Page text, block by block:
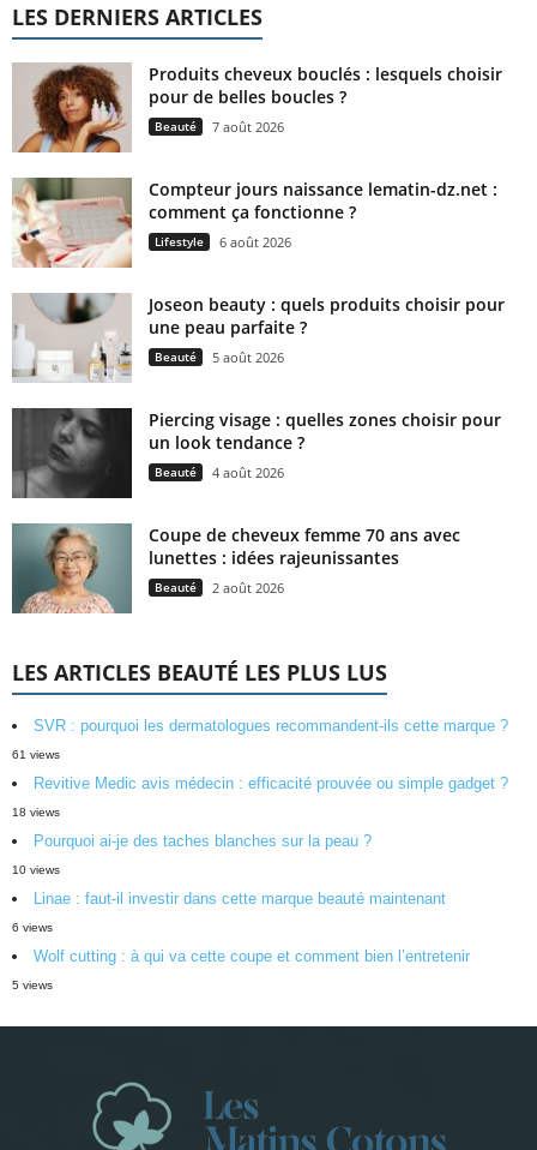
LES DERNIERS ARTICLES
Produits cheveux bouclés : lesquels choisir
pour de belles boucles ?
Beauté 7 août 2026
Compteur jours naissance lematin-dz.net :
comment ça fonctionne ?
Lifestyle 6 août 2026
Joseon beauty : quels produits choisir pour
une peau parfaite ?
Beauté 5 août 2026
Piercing visage : quelles zones choisir pour
un look tendance ?
Beauté 4 août 2026
Coupe de cheveux femme 70 ans avec
lunettes : idées rajeunissantes
Beauté 2 août 2026
LES ARTICLES BEAUTÉ LES PLUS LUS
SVR : pourquoi les dermatologues recommandent-ils cette marque ?
61 views
Revitive Medic avis médecin : efficacité prouvée ou simple gadget ?
18 views
Pourquoi ai-je des taches blanches sur la peau ?
10 views
Linae : faut-il investir dans cette marque beauté maintenant
6 views
Wolf cutting : à qui va cette coupe et comment bien l’entretenir
5 views